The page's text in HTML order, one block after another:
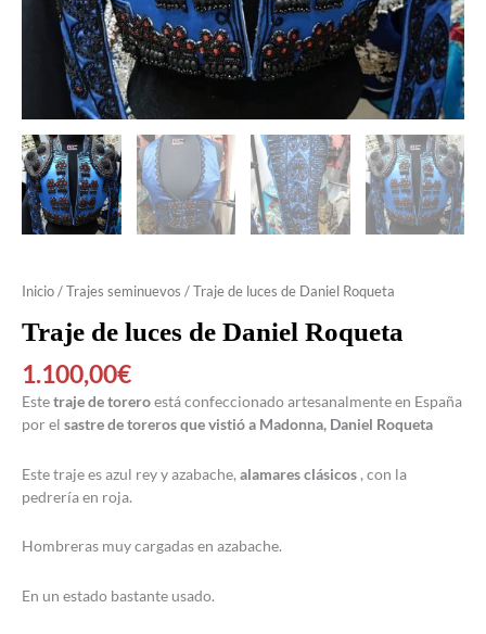
Inicio/Trajes seminuevos / Traje de luces de Daniel Roqueta
Traje de luces de Daniel Roqueta
1.100,00€
Estetraje de toreroestá confeccionado artesanalmente en España
por el sastre de toreros que vistió a Madonna, Daniel Roqueta
Este traje es azul rey y azabache, alamares clásicos , con la
pedrería en roja.
Hombreras muy cargadas en azabache.
En un estado bastante usado.